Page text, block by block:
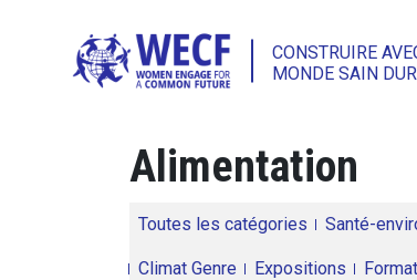
CONSTRUIRE
MONDE SAIN
Alimentation
Toutes les catégories Santé-
Climat Genre Expositions